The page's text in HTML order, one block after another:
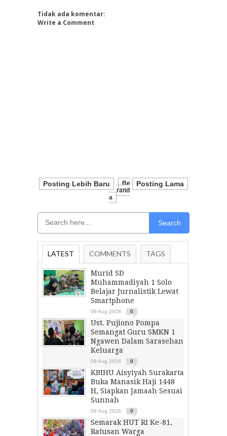
Tidak ada komentar:
Write a Comment
Posting Lebih Baru Posting Lama
Be
Rand
A
Search
LATEST COMMENTS TAGS
Murid SD
Muhammadiyah 1 Solo
Belajar Jurnalistik Lewat
Smartphone
09 Aug 2026 0
Ust. Pujiono Pompa
Semangat Guru SMKN 1
Ngawen Dalam Sarasehan
Keluarga
09 Aug 2026 0
KBIHU Aisyiyah Surakarta
Buka Manasik Haji 1448
H, Siapkan Jamaah Sesuai
Sunnah
09 Aug 2026 0
Semarak HUT RI Ke-81,
Ratusan Warga